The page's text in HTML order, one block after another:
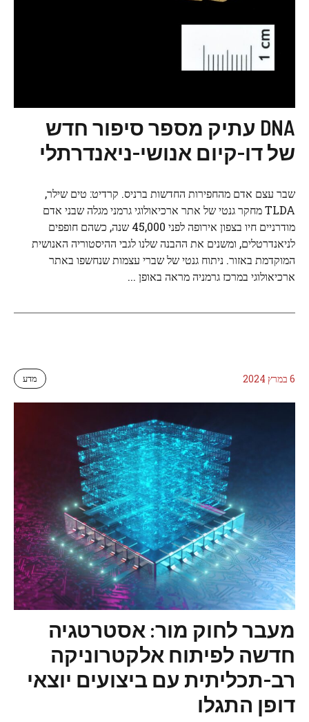
DNA עתיק מספר סיפור חדש
של דו-קיום אנושי-ניאנדרתלי
שבר עצם אדם מהחפירות החדשות ברניס. קרדיט: טים שילר,
TLDA מחקר גנטי של אתר ארכיאולוגי גרמני מגלה שבני אדם
מודרניים חיו בצפון אירופה לפני 45,000 שנה, כשהם חופפים
לניאנדרטלים, ומשנים את ההבנה שלנו לגבי ההיסטוריה האנושית
המוקדמת באזור. ניתוח גנטי של שברי עצמות שנחשפו באתר
ארכיאולוגי במרכז גרמניה מראה באופן ...
6 במרץ 2024 מדע
מעבר לחוק מור: אסטרטגיה
חדשה לפיתוח אלקטרוניקה
רב-תכליתית עם ביצועים יוצאי
דופן התגלו